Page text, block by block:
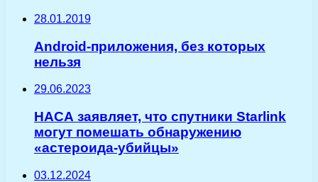
28.01.2019
Android-приложения, без которых
нельзя
29.06.2023
НАСА заявляет, что спутники Starlink
могут помешать обнаружению
«астероида-убийцы»
03.12.2024